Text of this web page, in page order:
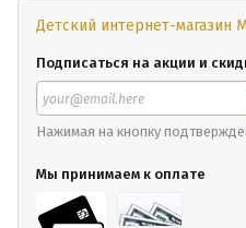
Детский интернет-магазин
Подписаться на акции и
Нажимая на кнопку
Мы принимаем к оплате